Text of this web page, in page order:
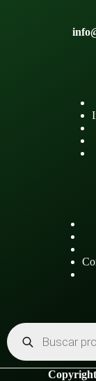
Búsqueda
de
productos